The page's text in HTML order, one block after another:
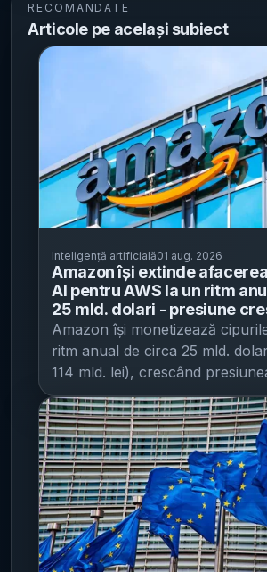
RECOMANDATE
Articole pe același subiect
Inteligență artificială01 aug. 2026
Amazon își extinde
AI pentru AWS la un ritm
25 mld. dolari - presiune
Nvidia pe piața
inteligență artificială
Amazon își monetizează
ritm anual de circa 25 mld.
114 mld. lei), crescând
dominația Nvidia în
inteligență artificială , potrivit
Indicatorul a fost comunicat
prezentarea rezultatelor
sugerează accelerarea cererii
capacități de calcul dedicate AI.
economică este dublă: pe de o
Amazon își transformă
proiectarea de procesoare